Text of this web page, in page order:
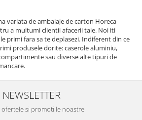
variata de ambalaje de carton Horeca
a multumi clientii afacerii tale. Noi iti
primi fara sa te deplasezi. Indiferent din ce
produsele dorite: caserole aluminiu,
sau diverse alte tipuri de
NEWSLETTER
ofertele si promotiile noastre